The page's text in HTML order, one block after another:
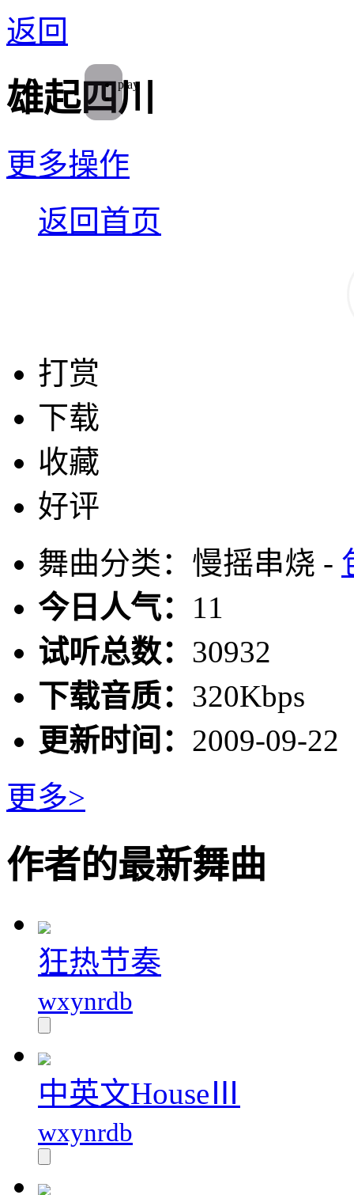
返回
雄起四川
更多操作
返回首页
打赏
下载
收藏
好评
舞曲分类：慢摇串烧 -
今日人气： 11
试听总数： 30932
下载音质： 320Kbps
更新时间： 2009-09-22
更多>
作者的最新舞曲
狂热节奏
wxynrdb
中英文HouseⅢ
wxynrdb
play